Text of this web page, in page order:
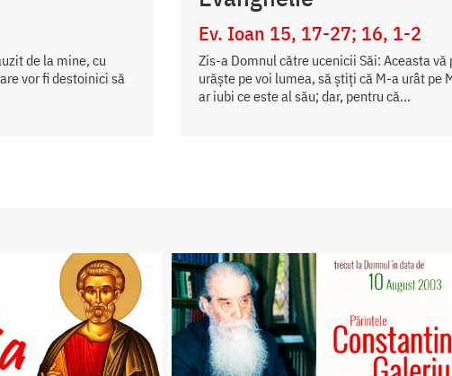
de la mine, cu
vor fi destoinici să
Ev. Ioan 15, 17-27; 16, 1-2
Zis-a Domnul către ucenicii Săi: Aceasta
urăște pe voi lumea, să știți că M-a urât pe
ar iubi ce este al său; dar, pentru că...